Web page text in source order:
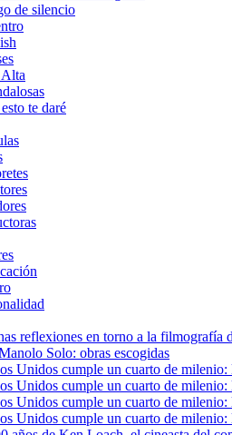
de silencio
te daré
reflexiones en torno a la filmografía
Solo: obras escogidas
Unidos cumple un cuarto de
Unidos cumple un cuarto de
Unidos cumple un cuarto de
Unidos cumple un cuarto de